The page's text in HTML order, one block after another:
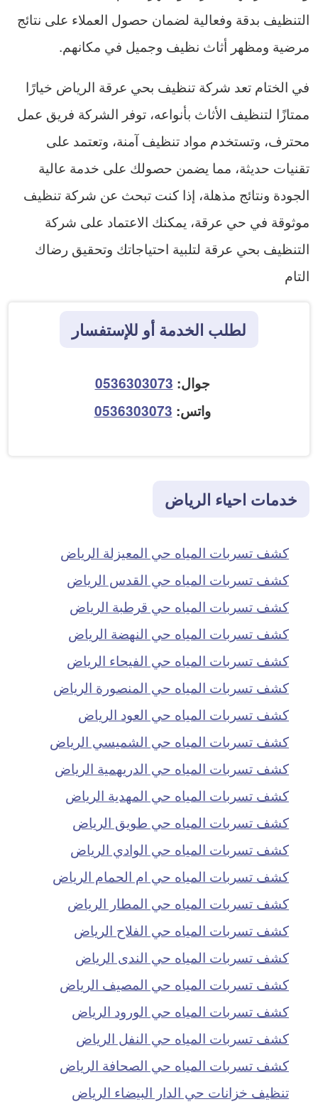
التنظيف بدقة وفعالية لضمان حصول العملاء على نتائج
مرضية ومظهر أثاث نظيف وجميل في مكانهم.
في الختام تعد شركة تنظيف بحي عرقة الرياض خيارًا
ممتازًا لتنظيف الأثاث بأنواعه، توفر الشركة فريق عمل
محترف، وتستخدم مواد تنظيف آمنة، وتعتمد على
تقنيات حديثة، مما يضمن حصولك على خدمة عالية
الجودة ونتائج مذهلة، إذا كنت تبحث عن شركة تنظيف
موثوقة في حي عرقة، يمكنك الاعتماد على شركة
التنظيف بحي عرقة لتلبية احتياجاتك وتحقيق رضاك
التام
لطلب الخدمة أو للإستفسار
جوال: 0536303073
واتس: 0536303073
خدمات احياء الرياض
كشف تسربات المياه حي المعيزلة الرياض
كشف تسربات المياه حي القدس الرياض
كشف تسربات المياه حي قرطبة الرياض
كشف تسربات المياه حي النهضة الرياض
كشف تسربات المياه حي الفيحاء الرياض
كشف تسربات المياه حي المنصورة الرياض
كشف تسربات المياه حي العود الرياض
كشف تسربات المياه حي الشميسي الرياض
كشف تسربات المياه حي الدريهمية الرياض
كشف تسربات المياه حي المهدية الرياض
كشف تسربات المياه حي طويق الرياض
كشف تسربات المياه حي الوادي الرياض
كشف تسربات المياه حي ام الحمام الرياض
كشف تسربات المياه حي المطار الرياض
كشف تسربات المياه حي الفلاح الرياض
كشف تسربات المياه حي الندى الرياض
كشف تسربات المياه حي المصيف الرياض
كشف تسربات المياه حي الورود الرياض
كشف تسربات المياه حي النفل الرياض
كشف تسربات المياه حي الصحافة الرياض
تنظيف خزانات حي الدار البيضاء الرياض